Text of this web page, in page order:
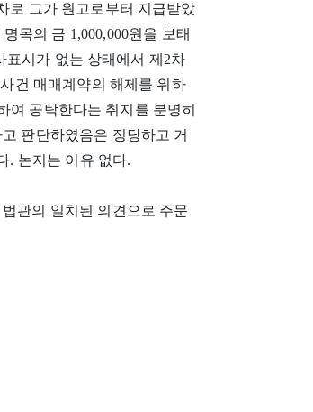
로 그가 원고로부터 지급받았
목의 금 1,000,000원을 보태
표시가 없는 상태에서 제2차
건 매매계약의 해제를 위하
여 공탁한다는 취지를 분명히
판단하였음은 정당하고 거
. 논지는 이유 없다.
관의 일치된 의견으로 주문